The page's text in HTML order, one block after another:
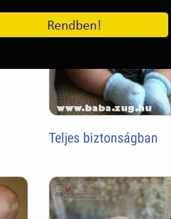
Teljes biztonságban